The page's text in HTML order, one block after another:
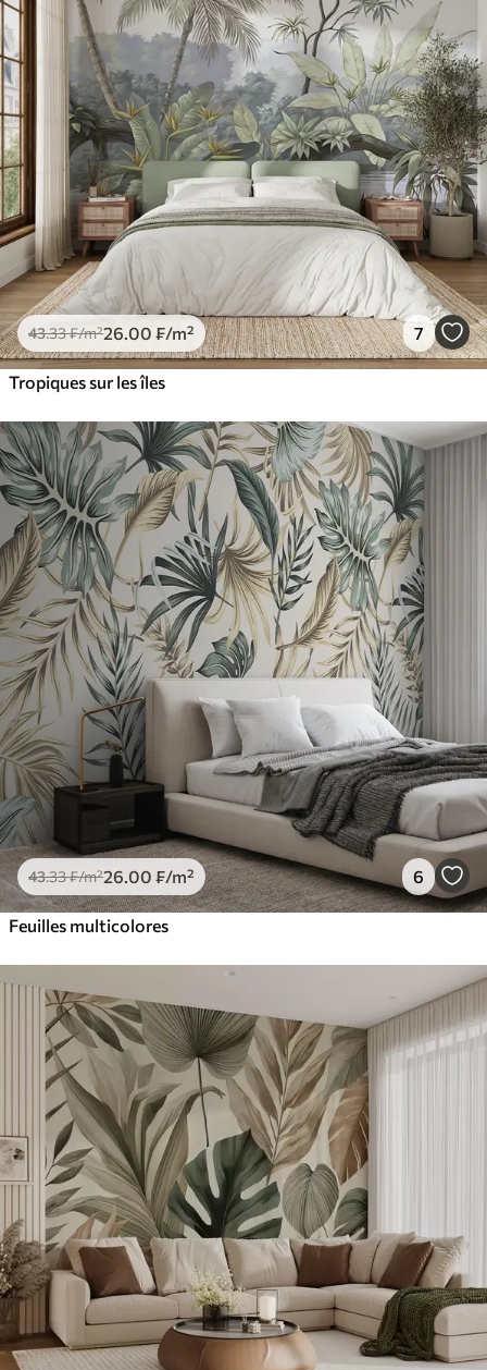
43.33₣/m²26 .00 ₣/m² 7
Tropiques sur les îles
43.33₣/m²26 .00 ₣/m² 6
Feuilles multicolores